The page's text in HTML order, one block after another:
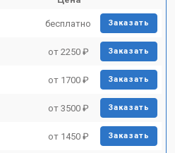
бесплатно Заказать
от 2250 ₽ Заказать
от 1700 ₽ Заказать
от 3500 ₽ Заказать
от 1450 ₽ Заказать